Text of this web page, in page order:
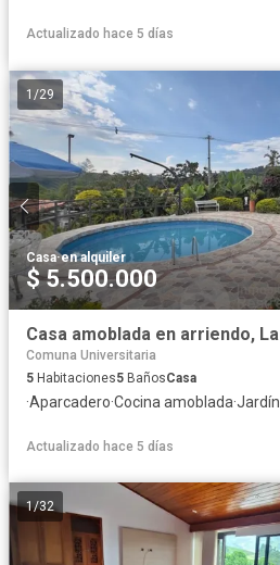
Actualizado hace 5 días
1 /29
Casa·en alquiler
$ 5.500.000
Comuna Universitaria
5 Habitaciones5 BañosCasa
·Aparcadero·Cocina amoblada·Jardín
Actualizado hace 5 días
1/32